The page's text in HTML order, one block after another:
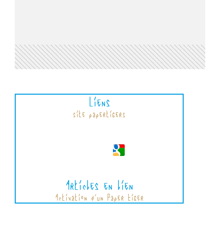
Liens
site papertigers
Articles en lien
Activation d'un Paper Tiger